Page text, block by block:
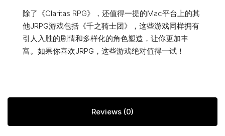
除了《Claritas RPG》，还值得一提的Mac平台上的其
他JRPG游戏包括《千之骑士团》，这些游戏同样拥有
引人入胜的剧情和多样化的角色塑造，让你更加丰
富。如果你喜欢JRPG，这些游戏绝对值得一试！
Reviews (0)